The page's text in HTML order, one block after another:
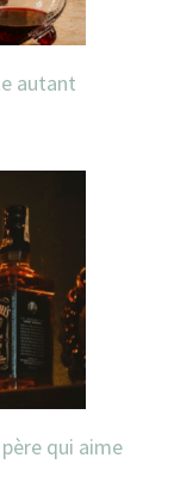
autant
qui aime